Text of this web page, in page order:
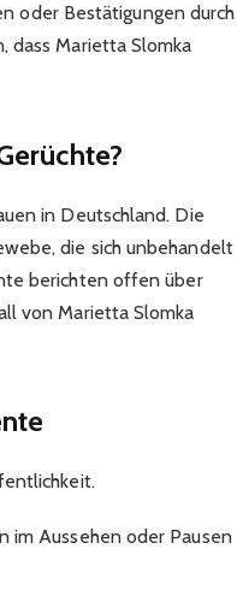
oder Bestätigungen durch
dass Marietta Slomka
in Deutschland. Die
die sich unbehandelt
berichten offen über
von Marietta Slomka
Aussehen oder Pausen